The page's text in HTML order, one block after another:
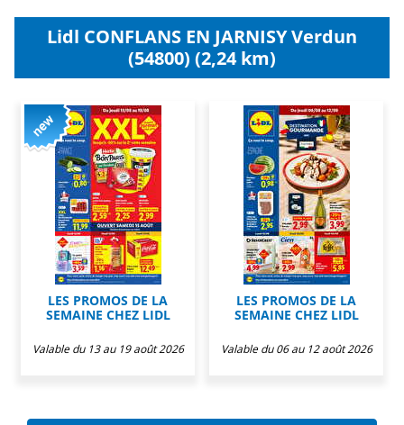
Lidl CONFLANS EN JARNISY Verdun
(54800) (2,24 km)
LES PROMOS DE LA
SEMAINE CHEZ LIDL
Valable du 13 au 19 août 2026
LES PROMOS DE LA
SEMAINE CHEZ LIDL
Valable du 06 au 12 août 2026